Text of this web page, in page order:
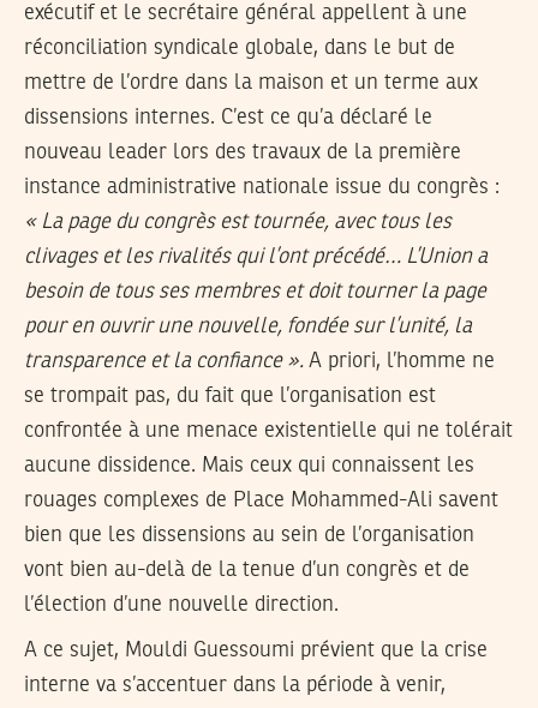
exécutif et le secrétaire général appellent à une
réconciliation syndicale globale, dans le but de
mettre de l’ordre dans la maison et un terme aux
dissensions internes. C’est ce qu’a déclaré le
nouveau leader lors des travaux de la première
instance administrative nationale issue du congrès :
« La page du congrès est tournée, avec tous les
clivages et les rivalités qui l’ont précédé… L’Union a
besoin de tous ses membres et doit tourner la page
pour en ouvrir une nouvelle, fondée sur l’unité, la
transparence et la confiance ». A priori, l’homme ne
se trompait pas, du fait que l’organisation est
confrontée à une menace existentielle qui ne tolérait
aucune dissidence. Mais ceux qui connaissent les
rouages complexes de Place Mohammed-Ali savent
bien que les dissensions au sein de l’organisation
vont bien au-delà de la tenue d’un congrès et de
l’élection d’une nouvelle direction.
A ce sujet, Mouldi Guessoumi prévient que la crise
interne va s’accentuer dans la période à venir,